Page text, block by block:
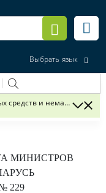
Выбрать язык
и
МИНИСТРОВ
229